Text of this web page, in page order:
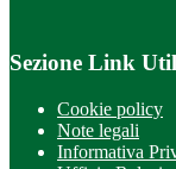
Sezione Link
Cookie policy
Note legali
Informativa